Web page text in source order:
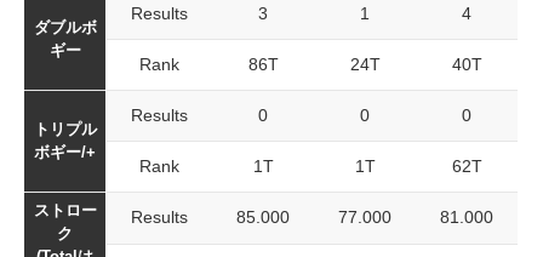
ダブルボ
ギー
Results 3 1 4
Rank 86T 24T 40T
トリプル
ボギー/+
Results 0 0 0
Rank 1T 1T 62T
ストロー
ク
Results 85.000 77.000 81.000